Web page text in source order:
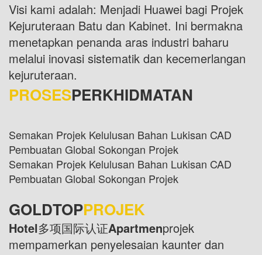
Visi kami adalah: Menjadi Huawei bagi Projek
Kejuruteraan Batu dan Kabinet. Ini bermakna
menetapkan penanda aras industri baharu
melalui inovasi sistematik dan kecemerlangan
kejuruteraan.
PROSESPERKHIDMATAN
Semakan Projek Kelulusan Bahan Lukisan CAD
Pembuatan Global Sokongan Projek
Semakan Projek Kelulusan Bahan Lukisan CAD
Pembuatan Global Sokongan Projek
GOLDTOPPROJEK
Hotel多项国际认证Apartmenprojek
mempamerkan penyelesaian kaunter dan